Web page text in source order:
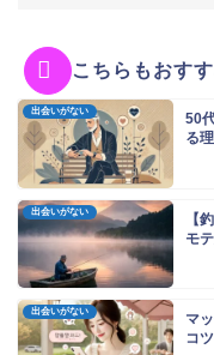
こちらもおす
出会いがない
50
る
出会いがない
【
モ
出会いがない
マ
コ